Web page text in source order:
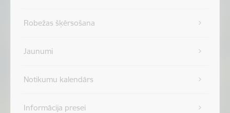
Robežas šķērsošana
Jaunumi
Notikumu kalendārs
Informācija presei